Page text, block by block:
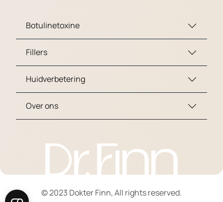
Botulinetoxine
Fillers
Huidverbetering
Over ons
© 2023 Dokter Finn, All rights reserved.